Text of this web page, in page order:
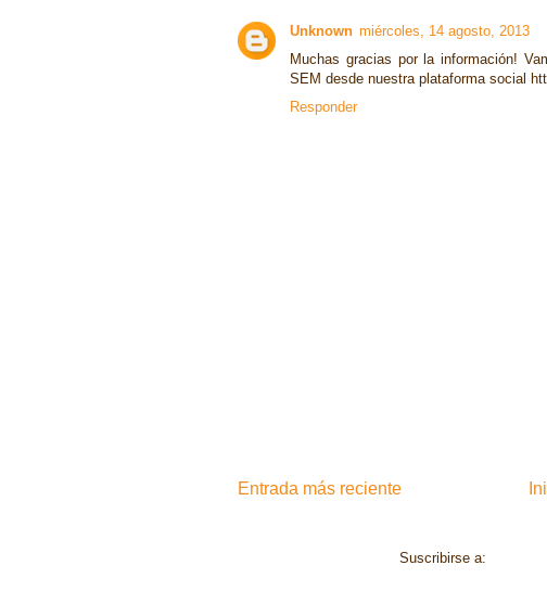
Unknown miércoles, 14 agosto, 2013
Muchas gracias por la información!
SEM desde nuestra plataforma social
Responder
Entrada más reciente
Suscribirse a: